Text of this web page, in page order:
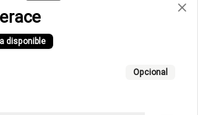
Fettuccine Rossa
Pasta fresca con salsa boloñesa con
un toque de crema y queso parmesano
disponible
Opcional